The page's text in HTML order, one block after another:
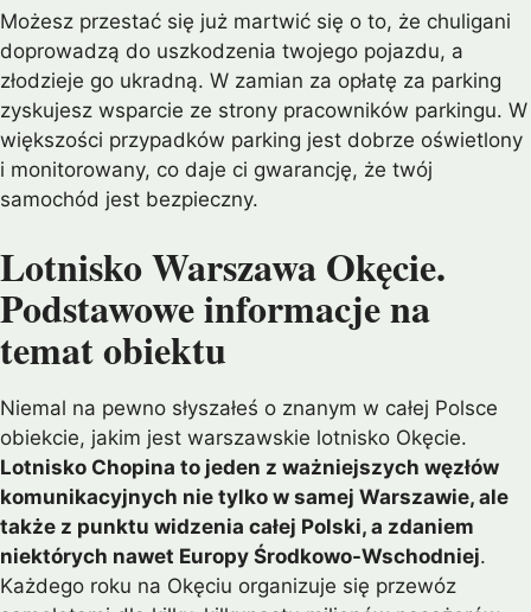
Możesz przestać się już martwić się o to, że chuligani
doprowadzą do uszkodzenia twojego pojazdu, a
złodzieje go ukradną. W zamian za opłatę za parking
zyskujesz wsparcie ze strony pracowników parkingu. W
większości przypadków parking jest dobrze oświetlony
i monitorowany, co daje ci gwarancję, że twój
samochód jest bezpieczny.
Lotnisko Warszawa Okęcie.
Podstawowe informacje na
temat obiektu
Niemal na pewno słyszałeś o znanym w całej Polsce
obiekcie, jakim jest warszawskie lotnisko Okęcie.
Lotnisko Chopina to jeden z ważniejszych węzłów
komunikacyjnych nie tylko w samej Warszawie, ale
także z punktu widzenia całej Polski, a zdaniem
niektórych nawet Europy Środkowo-Wschodniej.
Każdego roku na Okęciu organizuje się przewóz